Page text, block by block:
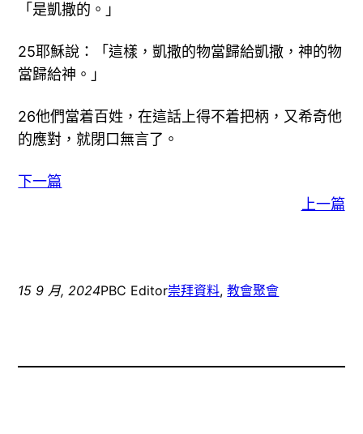
「是凱撒的。」
25耶穌說：「這樣，凱撒的物當歸給凱撒，神的物
當歸給神。」
26他們當着百姓，在這話上得不着把柄，又希奇他
的應對，就閉口無言了。
下一篇
上一篇
15 9 月, 2024PBC Editor崇拜資料, 教會聚會